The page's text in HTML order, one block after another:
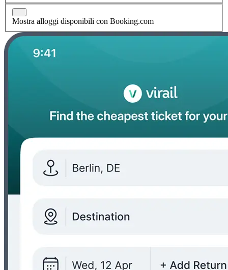
Mostra alloggi disponibili con Booking.com